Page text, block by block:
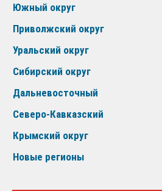
Южный округ
Приволжский округ
Уральский округ
Сибирский округ
Дальневосточный
Северо-Кавказский
Крымский округ
Новые регионы